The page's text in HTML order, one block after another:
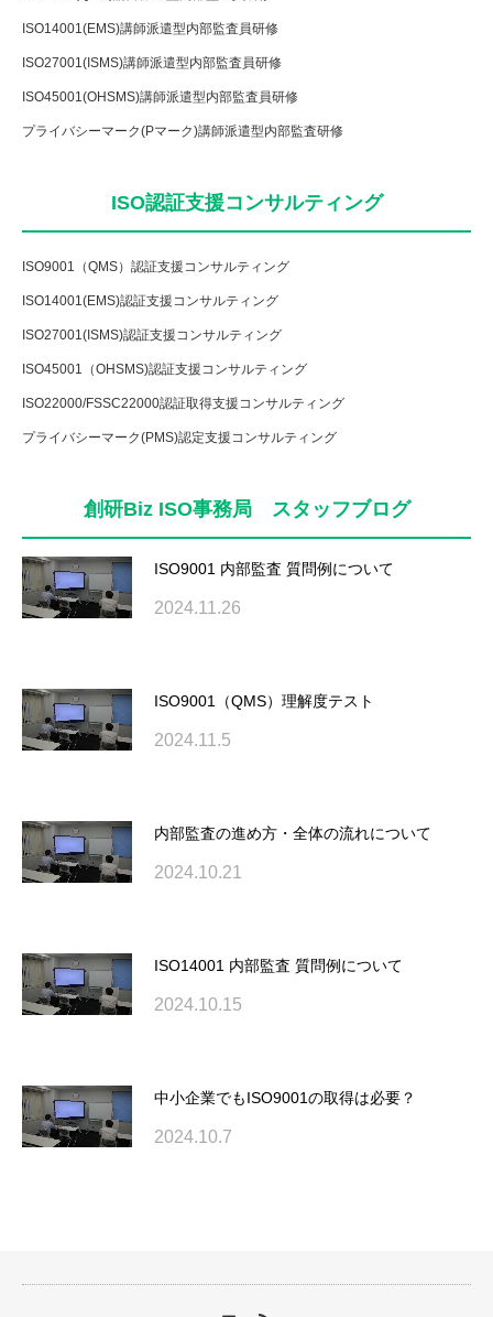
ISO14001(EMS)講師派遣型内部監査員研修
ISO27001(ISMS)講師派遣型内部監査員研修
ISO45001(OHSMS)講師派遣型内部監査員研修
プライバシーマーク(Pマーク)講師派遣型内部監査研修
ISO認証支援コンサルティング
ISO9001（QMS）認証支援コンサルティング
ISO14001(EMS)認証支援コンサルティング
ISO27001(ISMS)認証支援コンサルティング
ISO45001（OHSMS)認証支援コンサルティング
ISO22000/FSSC22000認証取得支援コンサルティング
プライバシーマーク(PMS)認定支援コンサルティング
創研Biz ISO事務局 スタッフブログ
ISO9001 内部監査 質問例について
2024.11.26
ISO9001（QMS）理解度テスト
2024.11.5
内部監査の進め方・全体の流れについて
2024.10.21
ISO14001 内部監査 質問例について
2024.10.15
中小企業でもISO9001の取得は必要？
2024.10.7